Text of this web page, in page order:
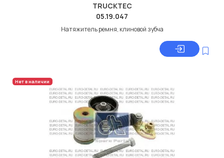
TRUCKTEC
05.19.047
Натяжитель ремня, клиновой зубча
Нет в наличии